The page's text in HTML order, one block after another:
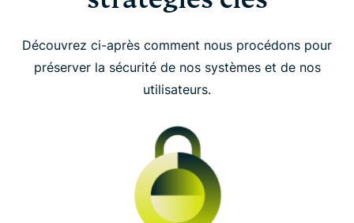
Gouvernance opérationnelle (ISO)
Audits de sécurité indépendants
Rapport de transparence
Programme de chasse aux bugs
Découvrez ci-après comment nous procédons pour
préserver la sécurité de nos systèmes et de nos
utilisateurs.